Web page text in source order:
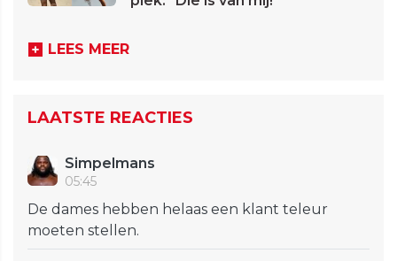
LEES MEER
LAATSTE REACTIES
Simpelmans
05:45
De dames hebben helaas een klant teleur
moeten stellen.